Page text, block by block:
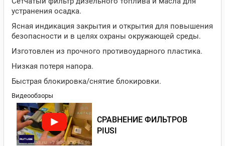
устранения осадка.
Ясная индикация закрытия и открытия для повышения
безопасности и в целях охраны окружающей среды.
Изготовлен из прочного противоударного пластика.
Низкая потеря напора.
Быстрая блокировка/снятие блокировки.
Видеообзоры
СРАВНЕНИЕ ФИЛЬТРОВ
PIUSI